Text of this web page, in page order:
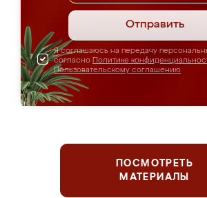
Отправить
Я соглашаюсь на передачу
согласно Политике
Пользовательскому соглашению
ПОСМОТРЕТЬ
МАТЕРИАЛЫ